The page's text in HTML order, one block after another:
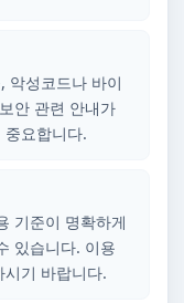
악성코드나 바이
안 관련 안내가
요합니다.
기준이 명확하게
있습니다. 이용
기 바랍니다.